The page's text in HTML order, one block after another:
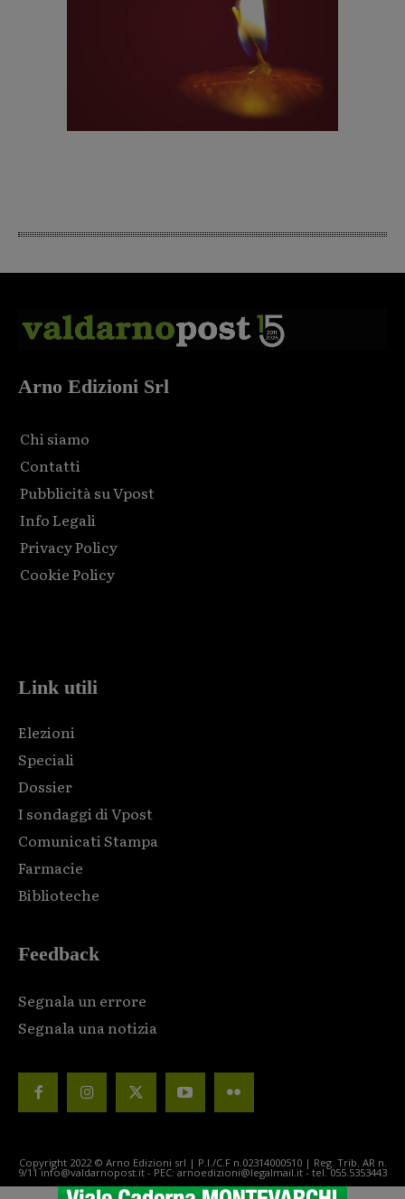
Arno Edizioni Srl
Chi siamo
Contatti
Pubblicità su Vpost
Info Legali
Privacy Policy
Cookie Policy
Link utili
Elezioni
Speciali
Dossier
I sondaggi di Vpost
Comunicati Stampa
Farmacie
Biblioteche
Feedback
Segnala un errore
Segnala una notizia
Copyright 2022 © Arno Edizioni srl | P.I./C.F n.02314000510 | Reg. Trib. AR n.
9/11 info@valdarnopost.it - PEC: arnoedizioni@legalmail.it - tel. 055.5353443